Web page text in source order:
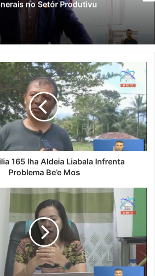
no Setór Produtivu
165 Iha Aldeia Liabala Infrenta
Problema Be’e Mos